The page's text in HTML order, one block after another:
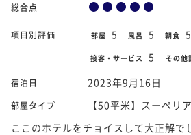
総合点
項目別評価 部屋 5 風呂 5 朝食 5
接客・サービス 5 その他
宿泊日 2023年9月16日
部屋タイプ
【50平米】スーペリ
ここのホテルをチョイスして大正解で